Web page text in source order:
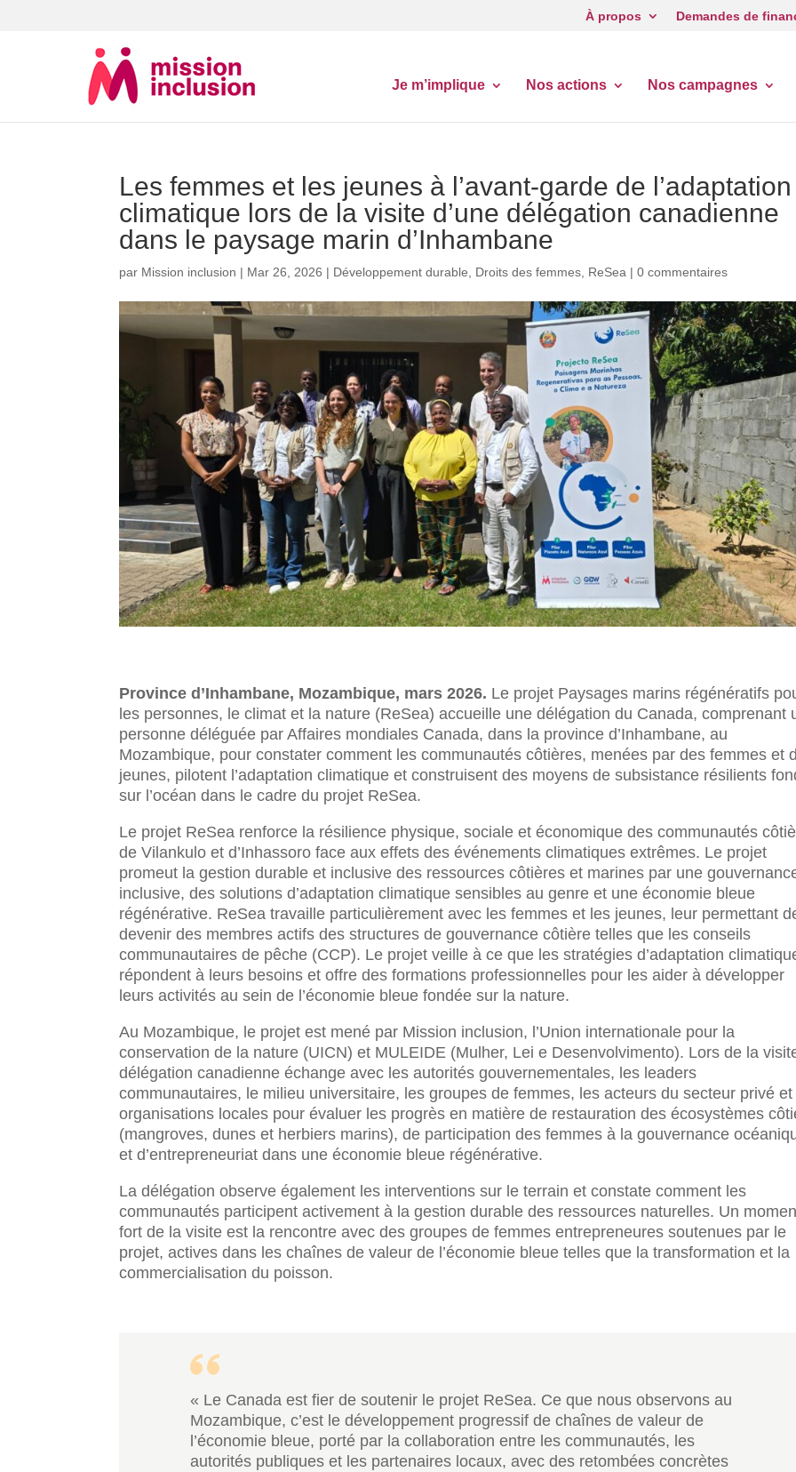
À propos Demandes de
Je m’implique Nos actions Nos campagnes
Les femmes et les jeunes à l’avant-garde de l’adaptation
climatique lors de la visite d’une délégation canadienne
dans le paysage marin d’Inhambane
par Mission inclusion | Mar 26, 2026 | Développement durable Droits des femmes ReSea |0 commentaires
Province d’Inhambane, Mozambique, mars 2026. Le projet Paysages marins régénératifs
les personnes, le climat et la nature (ReSea) accueille une délégation du Canada, comprenant
personne déléguée par Affaires mondiales Canada, dans la province d’Inhambane, au
Mozambique, pour constater comment les communautés côtières, menées par des femmes et
jeunes, pilotent l’adaptation climatique et construisent des moyens de subsistance résilients
sur l’océan dans le cadre du projet ReSea.
Le projet ReSea renforce la résilience physique, sociale et économique des communautés
de Vilankulo et d’Inhassoro face aux effets des événements climatiques extrêmes. Le projet
promeut la gestion durable et inclusive des ressources côtières et marines par une
inclusive, des solutions d’adaptation climatique sensibles au genre et une économie bleue
régénérative. ReSea travaille particulièrement avec les femmes et les jeunes, leur permettant
devenir des membres actifs des structures de gouvernance côtière telles que les conseils
communautaires de pêche (CCP). Le projet veille à ce que les stratégies d’adaptation
répondent à leurs besoins et offre des formations professionnelles pour les aider à développer
leurs activités au sein de l’économie bleue fondée sur la nature.
Au Mozambique, le projet est mené par Mission inclusion, l’Union internationale pour la
conservation de la nature (UICN) et MULEIDE (Mulher, Lei e Desenvolvimento). Lors de la
délégation canadienne échange avec les autorités gouvernementales, les leaders
communautaires, le milieu universitaire, les groupes de femmes, les acteurs du secteur privé
organisations locales pour évaluer les progrès en matière de restauration des écosystèmes
(mangroves, dunes et herbiers marins), de participation des femmes à la gouvernance
et d’entrepreneuriat dans une économie bleue régénérative.
La délégation observe également les interventions sur le terrain et constate comment les
communautés participent activement à la gestion durable des ressources naturelles. Un
fort de la visite est la rencontre avec des groupes de femmes entrepreneures soutenues par le
projet, actives dans les chaînes de valeur de l’économie bleue telles que la transformation et la
commercialisation du poisson.
« Le Canada est fier de soutenir le projet ReSea. Ce que nous observons au
Mozambique, c’est le développement progressif de chaînes de valeur de
l’économie bleue, porté par la collaboration entre les communautés, les
autorités publiques et les partenaires locaux, avec des retombées concrètes